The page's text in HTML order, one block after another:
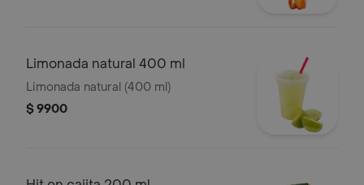
Limonada natural 400 ml
Limonada natural (400 ml)
$ 9900